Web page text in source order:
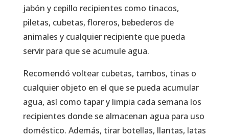
jabón y cepillo recipientes como tinacos,
piletas, cubetas, floreros, bebederos de
animales y cualquier recipiente que pueda
servir para que se acumule agua.
Recomendó voltear cubetas, tambos, tinas o
cualquier objeto en el que se pueda acumular
agua, así como tapar y limpia cada semana los
recipientes donde se almacenan agua para uso
doméstico. Además, tirar botellas, llantas, latas